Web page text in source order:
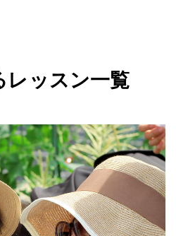
レッスン一覧